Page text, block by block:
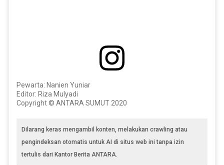
Pewarta: Nanien Yuniar
Editor: Riza Mulyadi
Copyright © ANTARA SUMUT 2020
Dilarang keras mengambil konten, melakukan crawling atau
pengindeksan otomatis untuk AI di situs web ini tanpa izin
tertulis dari Kantor Berita ANTARA.